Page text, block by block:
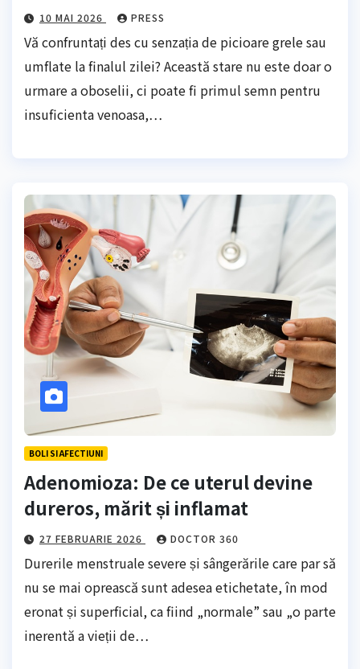
10 MAI 2026 PRESS
Vă confruntați des cu senzația de picioare grele sau
umflate la finalul zilei? Această stare nu este doar o
urmare a oboselii, ci poate fi primul semn pentru
insuficienta venoasa,…
BOLI SI AFECTIUNI
Adenomioza: De ce uterul devine
dureros, mărit și inflamat
27 FEBRUARIE 2026 DOCTOR 360
Durerile menstruale severe și sângerările care par să
nu se mai oprească sunt adesea etichetate, în mod
eronat și superficial, ca fiind „normale” sau „o parte
inerentă a vieții de…